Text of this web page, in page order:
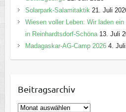
Solarpark-Salamitaktik 21. Juli
Wiesen voller Leben: Wir laden
in Reinhardtsdorf-Schöna 13. Juli
Madagaskar-AG-Camp 2026 4.
Beitragsarchiv
B